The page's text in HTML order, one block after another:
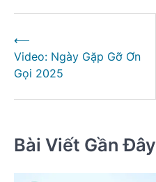
hướng
bài
⟵
Video: Ngày Gặp Gỡ Ơn
Gọi 2025
Bài Viết Gần Đây